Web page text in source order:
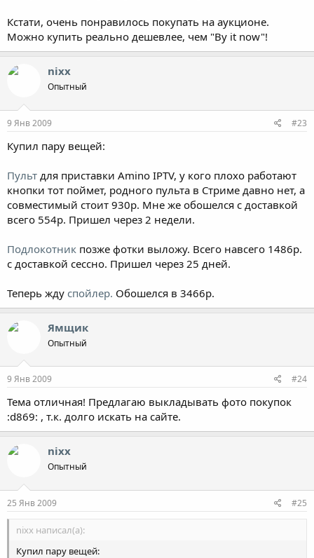
Кстати, очень понравилось покупать на аукционе.
Можно купить реально дешевлее, чем "By it now"!
nixx
Опытный
9 Янв 2009 #23
Купил пару вещей:
Пульт для приставки Amino IPTV, у кого плохо работают
кнопки тот поймет, родного пульта в Стриме давно нет, а
совместимый стоит 930р. Мне же обошелся с доставкой
всего 554р. Пришел через 2 недели.
Подлокотник позже фотки выложу. Всего навсего 1486р.
с доставкой сессно. Пришел через 25 дней.
Теперь жду спойлер. Обошелся в 3466р.
Ямщик
Опытный
9 Янв 2009 #24
Тема отличная! Предлагаю выкладывать фото покупок
:d869: , т.к. долго искать на сайте.
nixx
Опытный
25 Янв 2009 #25
nixx написал(а):
Купил пару вещей: